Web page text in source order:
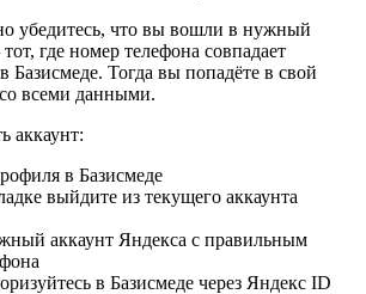
убедитесь, что вы вошли в нужный
где номер телефона совпадает
Тогда вы попадёте в свой
всеми данными.
аккаунт:
в Базисмеде
выйдите из текущего аккаунта
аккаунт Яндекса с правильным
в Базисмеде через Яндекс ID